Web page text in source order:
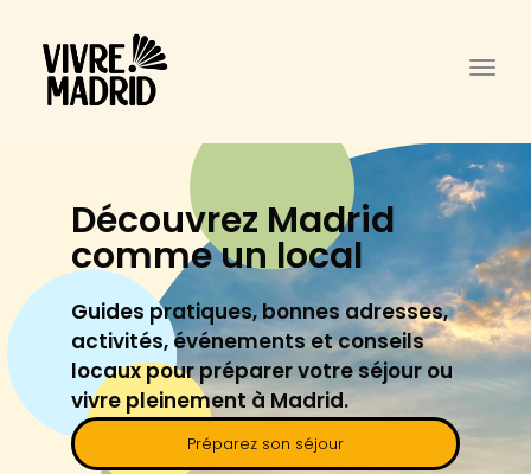
Découvrez Madrid
comme un local
Guides pratiques, bonnes adresses,
activités, événements et conseils
locaux pour préparer votre séjour ou
vivre pleinement à Madrid.
Préparez son séjour